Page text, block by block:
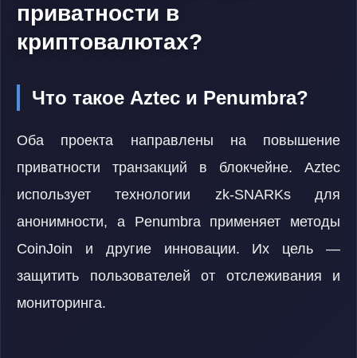
приватности в
криптовалютах?
Что такое Aztec и Penumbra?
Оба проекта направлены на повышение
приватности транзакций в блокчейне. Aztec
использует технологии zk-SNARKs для
анонимности, а Penumbra применяет методы
CoinJoin и другие инновации. Их цель —
защитить пользователей от отслеживания и
мониторинга.